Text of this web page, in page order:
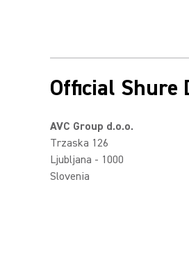
Official
AVC Group d.o.o.
Trzaska 126
Ljubljana - 1000
Slovenia